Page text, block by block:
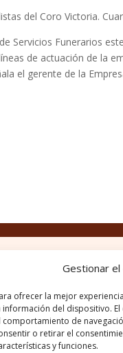
Gestionar
ofrecer la mejor
información del dispositivo.
comportamiento de
o retirar el
y funciones.
del Coro Victoria.
Servicios Funerarios
de actuación de la
el gerente de la